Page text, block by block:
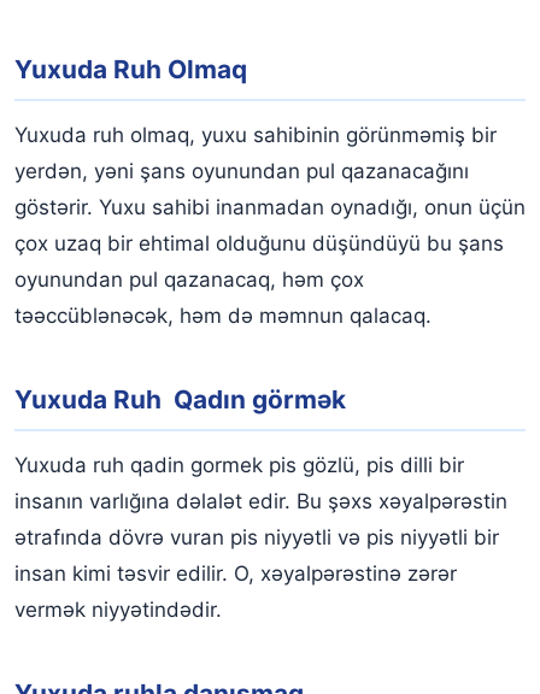
Yuxuda Ruh Olmaq
Yuxuda ruh olmaq, yuxu sahibinin görünməmiş bir
yerdən, yəni şans oyunundan pul qazanacağını
göstərir. Yuxu sahibi inanmadan oynadığı, onun üçün
çox uzaq bir ehtimal olduğunu düşündüyü bu şans
oyunundan pul qazanacaq, həm çox
təəccüblənəcək, həm də məmnun qalacaq.
Yuxuda Ruh Qadın görmək
Yuxuda ruh qadin gormek pis gözlü, pis dilli bir
insanın varlığına dəlalət edir. Bu şəxs xəyalpərəstin
ətrafında dövrə vuran pis niyyətli və pis niyyətli bir
insan kimi təsvir edilir. O, xəyalpərəstinə zərər
vermək niyyətindədir.